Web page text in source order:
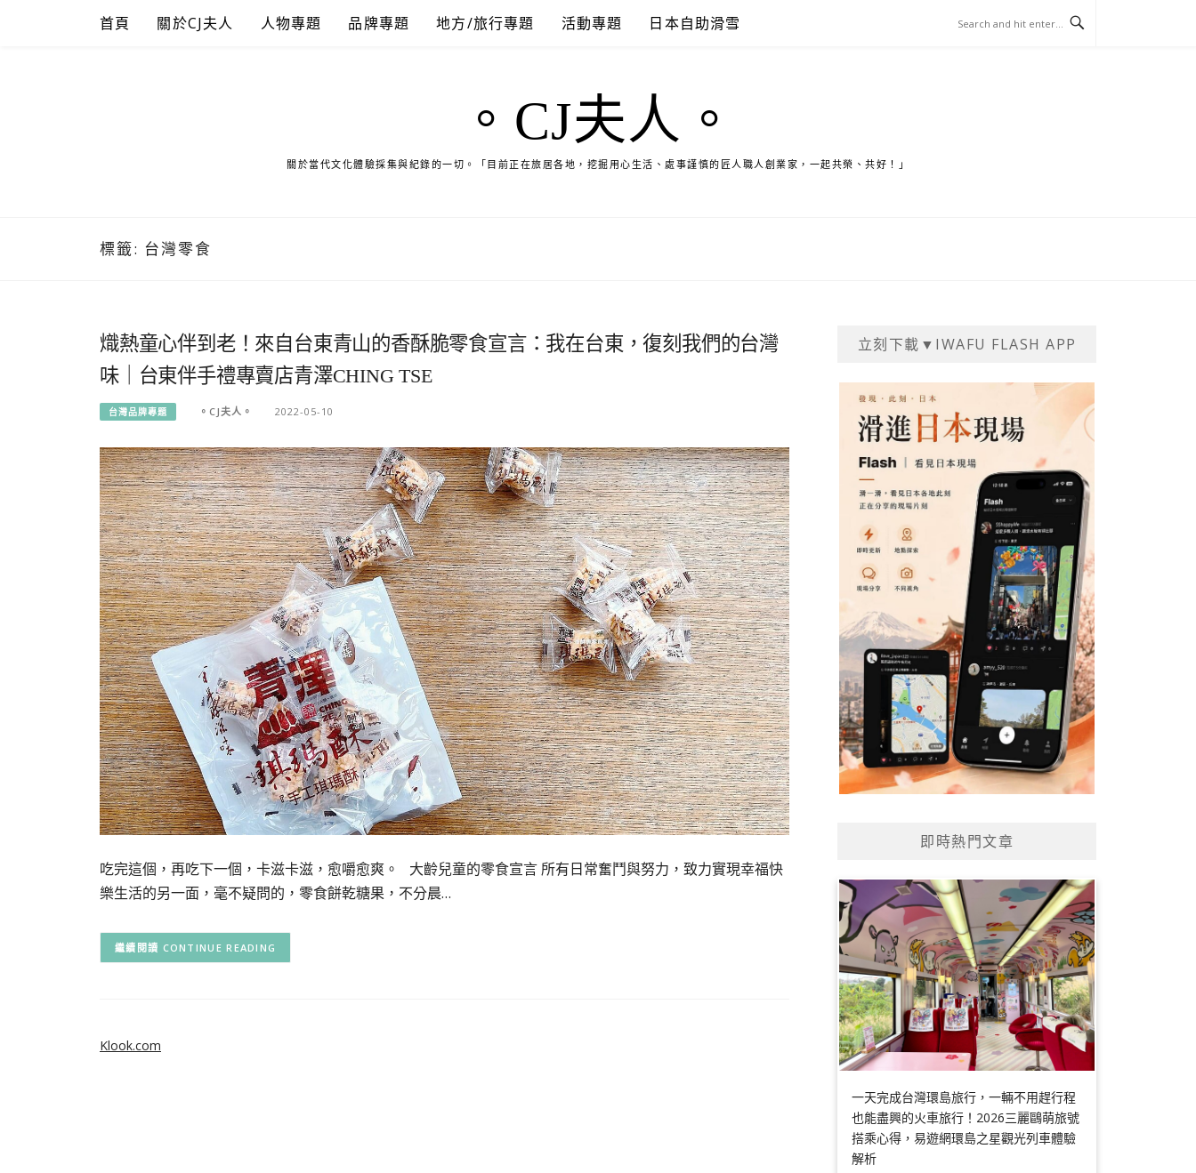
首頁 關於CJ夫人 人物專題 品牌專題 地方/旅行專題 活動專題 日本自助滑雪
。CJ夫人。
關於當代文化體驗採集與紀錄的一切。「目前正在旅居各地，挖掘用心生活、處事謹慎的匠人職人創業家，一起共榮、共好！」
標籤: 台灣零食
熾熱童心伴到老！來自台東青山的香酥脆零食宣言：我在台東，復刻我們的台灣
味｜台東伴手禮專賣店青澤CHING TSE
台灣品牌專題 。CJ夫人。 2022-05-10
吃完這個，再吃下一個，卡滋卡滋，愈嚼愈爽。 大齡兒童的零食宣言 所有日常奮鬥與努力，致力實現幸福快
樂生活的另一面，毫不疑問的，零食餅乾糖果，不分晨…
CONTINUE READING
立刻下載▼IWAFU FLASH APP
即時熱門文章
一天完成台灣環島旅行，一輛不用趕行程
也能盡興的火車旅行！2026三麗鷗萌旅號
搭乘心得，易遊網環島之星觀光列車體驗
解析
Klook.com